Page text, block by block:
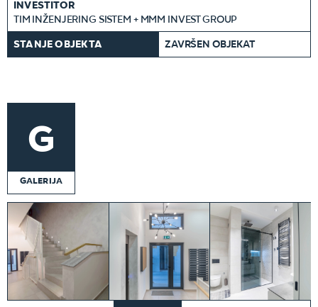
INVESTITOR
TIM INŽENJERING SISTEM + MMM INVEST GROUP
STANJE OBJEKTA ZAVRŠEN OBJEKAT
G
GALERIJA